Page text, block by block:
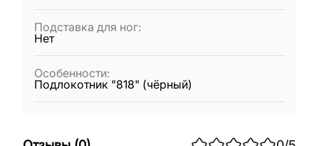
Подставка для ног:
Нет
Особенности:
Подлокотник "818" (чёрный)